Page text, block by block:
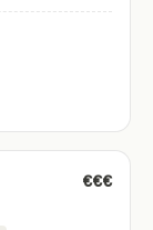
€€€